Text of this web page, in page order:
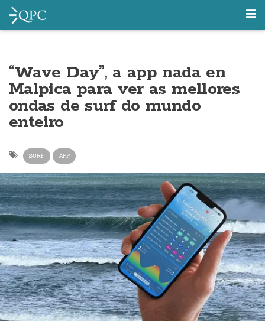
“Wave Day”, a app nada en
Malpica para ver as mellores
ondas de surf do mundo
enteiro
SURF APP